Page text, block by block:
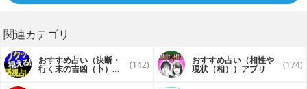
関連カテゴリ
おすすめ占い（決断・
行く末の吉凶（卜）） (142) おすすめ占い（相性や
現状（相））アプリ (174)